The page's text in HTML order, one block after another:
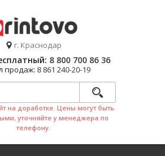
г. Краснодар
8 800 700 86 36
продаж: 8 861 240-20-19
на доработке. Цены могут быть
уточняйте у менеджера по
телефону.